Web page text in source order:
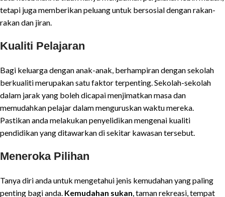
tetapi juga memberikan peluang untuk bersosial dengan rakan-
rakan dan jiran.
Kualiti Pelajaran
Bagi keluarga dengan anak-anak, berhampiran dengan sekolah
berkualiti merupakan satu faktor terpenting. Sekolah-sekolah
dalam jarak yang boleh dicapai menjimatkan masa dan
memudahkan pelajar dalam menguruskan waktu mereka.
Pastikan anda melakukan penyelidikan mengenai kualiti
pendidikan yang ditawarkan di sekitar kawasan tersebut.
Meneroka Pilihan
Tanya diri anda untuk mengetahui jenis kemudahan yang paling
penting bagi anda. Kemudahan sukan , taman rekreasi, tempat